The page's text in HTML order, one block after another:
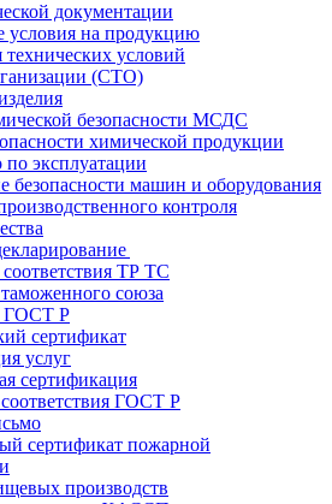
документации
условия на продукцию
технических условий
(СТО)
безопасности МСДС
химической продукции
по эксплуатации
безопасности машин и оборудования
контроля
ТР ТС
союза
ГОСТ Р
сертификат
услуг
сертификация
ГОСТ Р
сертификат пожарной
производств